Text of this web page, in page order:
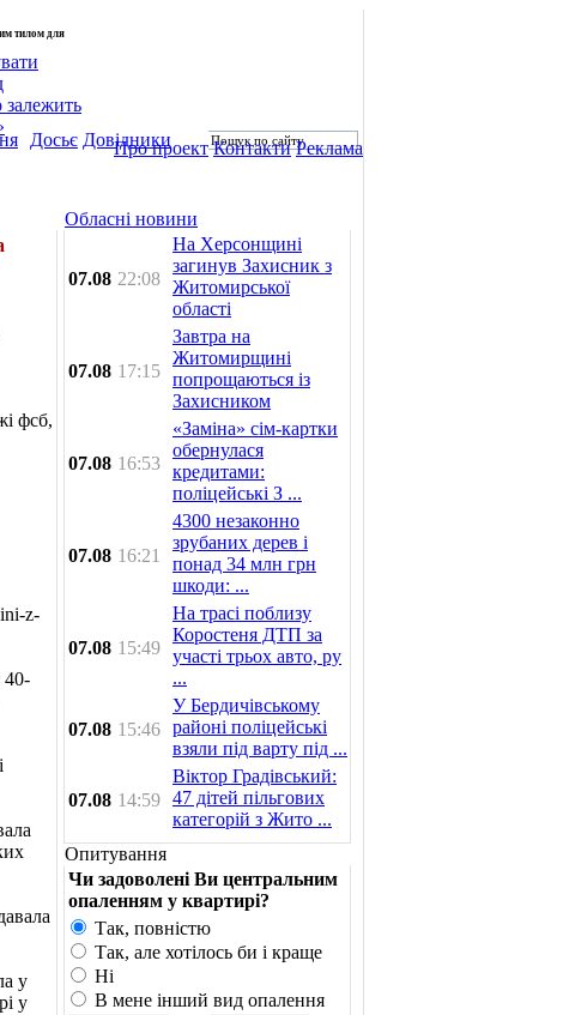
тилом для
залежить
Про проект Контакти Реклама
Досьє Довідники
фсб,
z-
40-
у
у
Обласні новини
07.08 22:08
На Херсонщині
загинув Захисник з
Житомирської
області
07.08 17:15
Завтра на
Житомирщині
попрощаються із
Захисником
07.08 16:53
«Заміна» сім-картки
обернулася
кредитами:
поліцейські З ...
07.08 16:21
4300 незаконно
зрубаних дерев і
понад 34 млн грн
шкоди: ...
07.08 15:49
На трасі поблизу
Коростеня ДТП за
участі трьох авто, ру
...
07.08 15:46
У Бердичівському
районі поліцейські
взяли під варту під ...
07.08 14:59
Віктор Градівський:
47 дітей пільгових
категорій з Жито ...
Опитування
Чи задоволені Ви центральним
опаленням у квартирі?
Так, повністю
Так, але хотілось би і краще
Ні
В мене інший вид опалення